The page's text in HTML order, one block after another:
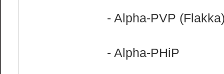
- Alpha-PVP
- Alpha-PHiP